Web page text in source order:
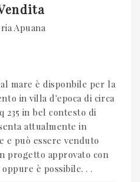
Apuana
mare è disponbile per la
in villa d'epoca di circa
235 in bel contesto di
attualmente in
può essere venduto
progetto approvato con
è possibile. . .